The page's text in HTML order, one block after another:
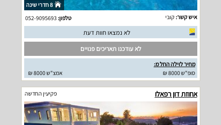
8 חדרי שינה
איש קשר: קובי טלפון:052-9095693
לא נמצאו חוות דעת
לא עודכנו תאריכים פנויים
מחיר לוילה החל מ:
סופ"ש 8000 ₪
אמצ"ש 8000 ₪
אחוזת דון רפאלו פקיעין החדשה